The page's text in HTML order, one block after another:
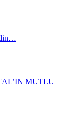
MUTLU